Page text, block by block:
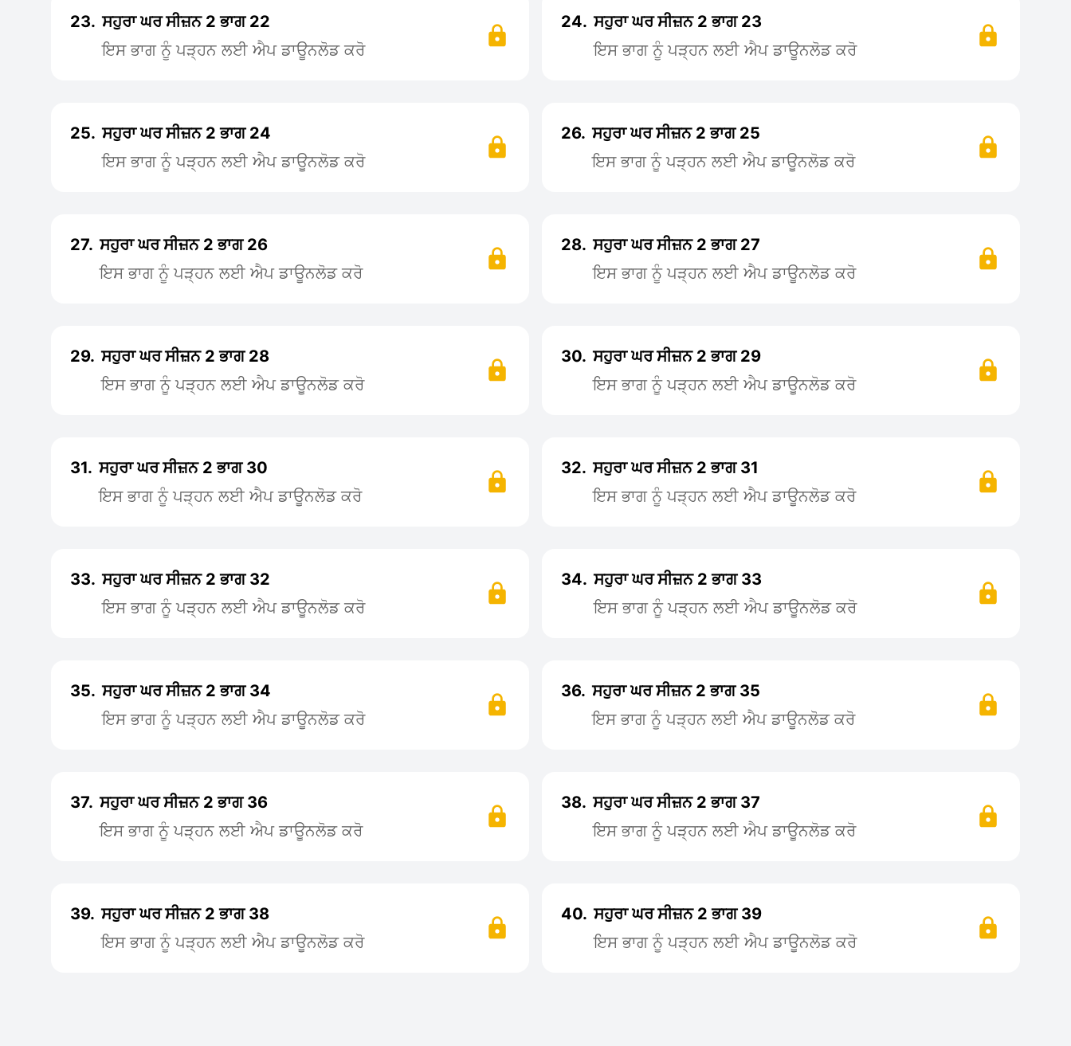
23. ਸਹੁਰਾ ਘਰ ਸੀਜ਼ਨ 2 ਭਾਗ 22
ਇਸ ਭਾਗ ਨੂੰ ਪੜ੍ਹਨ ਲਈ ਐਪ ਡਾਊਨਲੋਡ ਕਰੋ
24. ਸਹੁਰਾ ਘਰ ਸੀਜ਼ਨ 2 ਭਾਗ 23
ਇਸ ਭਾਗ ਨੂੰ ਪੜ੍ਹਨ ਲਈ ਐਪ ਡਾਊਨਲੋਡ ਕਰੋ
25. ਸਹੁਰਾ ਘਰ ਸੀਜ਼ਨ 2 ਭਾਗ 24
ਇਸ ਭਾਗ ਨੂੰ ਪੜ੍ਹਨ ਲਈ ਐਪ ਡਾਊਨਲੋਡ ਕਰੋ
26. ਸਹੁਰਾ ਘਰ ਸੀਜ਼ਨ 2 ਭਾਗ 25
ਇਸ ਭਾਗ ਨੂੰ ਪੜ੍ਹਨ ਲਈ ਐਪ ਡਾਊਨਲੋਡ ਕਰੋ
27. ਸਹੁਰਾ ਘਰ ਸੀਜ਼ਨ 2 ਭਾਗ 26
ਇਸ ਭਾਗ ਨੂੰ ਪੜ੍ਹਨ ਲਈ ਐਪ ਡਾਊਨਲੋਡ ਕਰੋ
28. ਸਹੁਰਾ ਘਰ ਸੀਜ਼ਨ 2 ਭਾਗ 27
ਇਸ ਭਾਗ ਨੂੰ ਪੜ੍ਹਨ ਲਈ ਐਪ ਡਾਊਨਲੋਡ ਕਰੋ
29. ਸਹੁਰਾ ਘਰ ਸੀਜ਼ਨ 2 ਭਾਗ 28
ਇਸ ਭਾਗ ਨੂੰ ਪੜ੍ਹਨ ਲਈ ਐਪ ਡਾਊਨਲੋਡ ਕਰੋ
30. ਸਹੁਰਾ ਘਰ ਸੀਜ਼ਨ 2 ਭਾਗ 29
ਇਸ ਭਾਗ ਨੂੰ ਪੜ੍ਹਨ ਲਈ ਐਪ ਡਾਊਨਲੋਡ ਕਰੋ
31. ਸਹੁਰਾ ਘਰ ਸੀਜ਼ਨ 2 ਭਾਗ 30
ਇਸ ਭਾਗ ਨੂੰ ਪੜ੍ਹਨ ਲਈ ਐਪ ਡਾਊਨਲੋਡ ਕਰੋ
32. ਸਹੁਰਾ ਘਰ ਸੀਜ਼ਨ 2 ਭਾਗ 31
ਇਸ ਭਾਗ ਨੂੰ ਪੜ੍ਹਨ ਲਈ ਐਪ ਡਾਊਨਲੋਡ ਕਰੋ
33. ਸਹੁਰਾ ਘਰ ਸੀਜ਼ਨ 2 ਭਾਗ 32
ਇਸ ਭਾਗ ਨੂੰ ਪੜ੍ਹਨ ਲਈ ਐਪ ਡਾਊਨਲੋਡ ਕਰੋ
34. ਸਹੁਰਾ ਘਰ ਸੀਜ਼ਨ 2 ਭਾਗ 33
ਇਸ ਭਾਗ ਨੂੰ ਪੜ੍ਹਨ ਲਈ ਐਪ ਡਾਊਨਲੋਡ ਕਰੋ
35. ਸਹੁਰਾ ਘਰ ਸੀਜ਼ਨ 2 ਭਾਗ 34
ਇਸ ਭਾਗ ਨੂੰ ਪੜ੍ਹਨ ਲਈ ਐਪ ਡਾਊਨਲੋਡ ਕਰੋ
36. ਸਹੁਰਾ ਘਰ ਸੀਜ਼ਨ 2 ਭਾਗ 35
ਇਸ ਭਾਗ ਨੂੰ ਪੜ੍ਹਨ ਲਈ ਐਪ ਡਾਊਨਲੋਡ ਕਰੋ
37. ਸਹੁਰਾ ਘਰ ਸੀਜ਼ਨ 2 ਭਾਗ 36
ਇਸ ਭਾਗ ਨੂੰ ਪੜ੍ਹਨ ਲਈ ਐਪ ਡਾਊਨਲੋਡ ਕਰੋ
38. ਸਹੁਰਾ ਘਰ ਸੀਜ਼ਨ 2 ਭਾਗ 37
ਇਸ ਭਾਗ ਨੂੰ ਪੜ੍ਹਨ ਲਈ ਐਪ ਡਾਊਨਲੋਡ ਕਰੋ
39. ਸਹੁਰਾ ਘਰ ਸੀਜ਼ਨ 2 ਭਾਗ 38
ਇਸ ਭਾਗ ਨੂੰ ਪੜ੍ਹਨ ਲਈ ਐਪ ਡਾਊਨਲੋਡ ਕਰੋ
40. ਸਹੁਰਾ ਘਰ ਸੀਜ਼ਨ 2 ਭਾਗ 39
ਇਸ ਭਾਗ ਨੂੰ ਪੜ੍ਹਨ ਲਈ ਐਪ ਡਾਊਨਲੋਡ ਕਰੋ